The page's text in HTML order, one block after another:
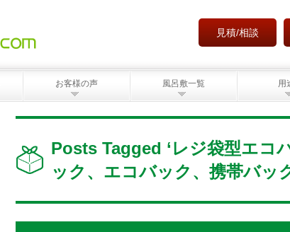
見積/相談
お客様の声 風呂敷一覧 用
Posts Tagged ‘レジ袋型エコ
ック、エコバック、携帯バッ